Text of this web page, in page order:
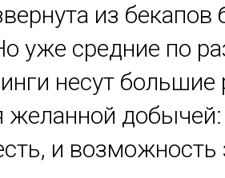
из бекапов
уже средние по
несут большие
желанной добычей:
и возможность